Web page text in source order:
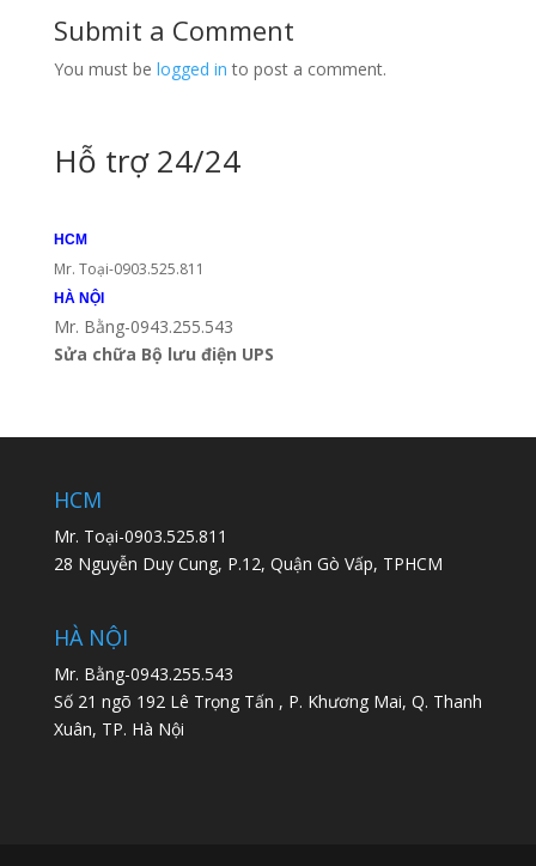
Submit a Comment
You must be logged in to post a comment.
Hỗ trợ 24/24
HCM
Mr. Toại-0903.525.811
HÀ NỘI
Mr. Bằng-0943.255.543
Sửa chữa Bộ lưu điện UPS
HCM
Mr. Toại-0903.525.811
28 Nguyễn Duy Cung, P.12, Quận Gò Vấp, TPHCM
HÀ NỘI
Mr. Bằng-0943.255.543
Số 21 ngõ 192 Lê Trọng Tấn , P. Khương Mai, Q. Thanh
Xuân, TP. Hà Nội